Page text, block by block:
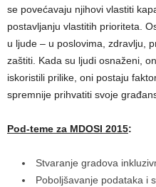
se povećavaju njihovi vlastiti
postavljanju vlastitih prioriteta.
u ljude – u poslovima, zdravlju,
zaštiti. Kada su ljudi osnaženi,
iskoristili prilike, oni postaju
spremnije prihvatiti svoje
Pod-teme za MDOSI 2015:
Stvaranje gradova
Poboljšavanje podataka i